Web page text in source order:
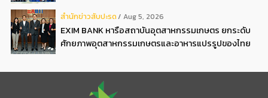
สํานักข่าวสับปะรด Aug 5, 2026
EXIM BANK หารือสถาบันอุตสาหกรรมเกษตร ยกระดับ
ศักยภาพอุตสาหกรรมเกษตรและอาหารแปรรูปของไทย